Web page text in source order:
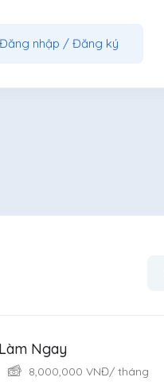
Đăng nhập / Đăng ký
Ngay
8,000,000 VNĐ/ tháng